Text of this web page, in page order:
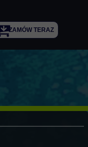
ZAMÓW TERAZ